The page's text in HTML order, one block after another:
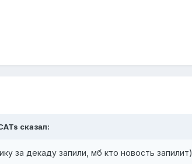
сказал:
за декаду запили, мб кто новость запилит)